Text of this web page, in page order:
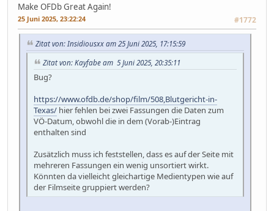
Make OFDb Great Again!
25 Juni 2025, 23:22:24 #1772
Zitat von: Insidiousxx am 25 Juni 2025, 17:15:59
Zitat von: Kayfabe am 5 Juni 2025, 20:35:11
Bug?
https://www.ofdb.de/shop/film/508,Blutgericht-in-
Texas/ hier fehlen bei zwei Fassungen die Daten zum
VÖ-Datum, obwohl die in dem (Vorab-)Eintrag
enthalten sind
Zusätzlich muss ich feststellen, dass es auf der Seite mit
mehreren Fassungen ein wenig unsortiert wirkt.
Könnten da vielleicht gleichartige Medientypen wie auf
der Filmseite gruppiert werden?